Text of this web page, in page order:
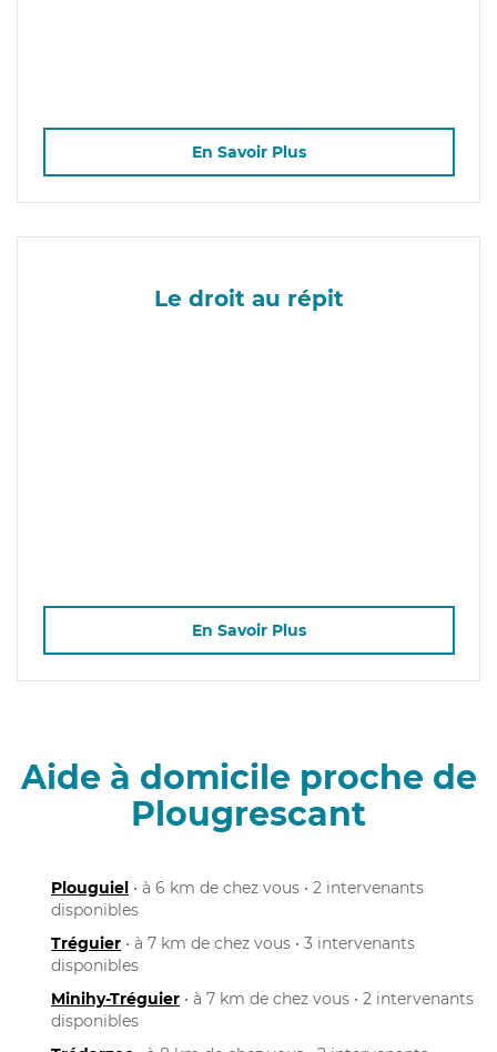
En Savoir Plus
Le droit au répit
En Savoir Plus
Aide à domicile proche de
Plougrescant
Plouguiel • à 6 km de chez vous • 2 intervenants
disponibles
Tréguier • à 7 km de chez vous • 3 intervenants
disponibles
Minihy-Tréguier • à 7 km de chez vous • 2 intervenants
disponibles